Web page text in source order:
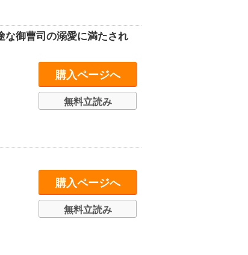
な御曹司の溺愛に満たされ
購入ページへ
無料立読み
購入ページへ
無料立読み